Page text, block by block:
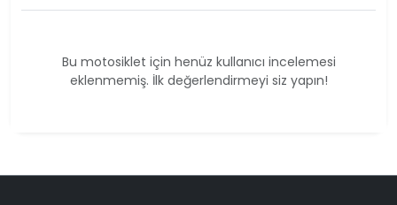
Bu motosiklet için henüz kullanıcı incelemesi
eklenmemiş. İlk değerlendirmeyi siz yapın!